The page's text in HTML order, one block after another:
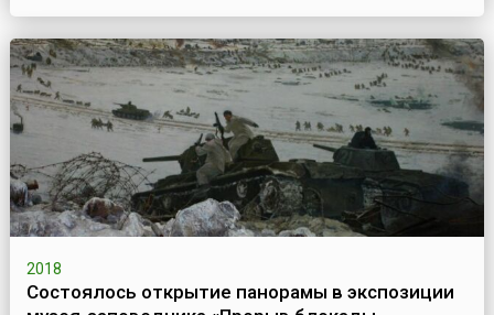
курение стало модным явлением, и в конце 16 – начале 17
веков оно распространилось из Европы на другие материки. ...
2018
Состоялось открытие панорамы в экспозиции